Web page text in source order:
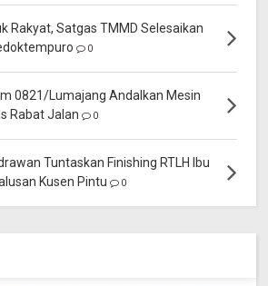
Rakyat, Satgas TMMD Selesaikan
0
0821/Lumajang Andalkan Mesin
Rabat Jalan
0
Tuntaskan Finishing RTLH Ibu
Kusen Pintu
0